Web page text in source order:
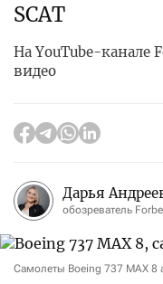
SCAT
На YouTube-канале
видео
Дарья
обозреватель
Самолеты Boeing 737 MAX 8